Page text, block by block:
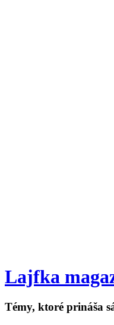
Lajfka
Témy, ktoré prináša